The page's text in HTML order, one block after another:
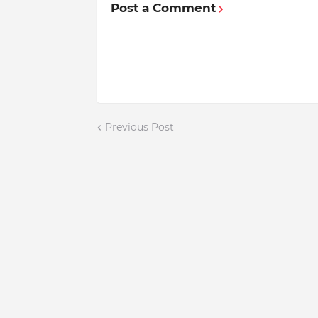
Post a Comment
Previous Post